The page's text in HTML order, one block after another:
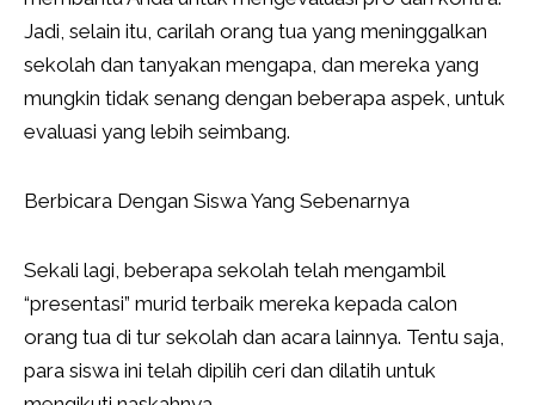
Jadi, selain itu, carilah orang tua yang meninggalkan
sekolah dan tanyakan mengapa, dan mereka yang
mungkin tidak senang dengan beberapa aspek, untuk
evaluasi yang lebih seimbang.
Berbicara Dengan Siswa Yang Sebenarnya
Sekali lagi, beberapa sekolah telah mengambil
“presentasi” murid terbaik mereka kepada calon
orang tua di tur sekolah dan acara lainnya. Tentu saja,
para siswa ini telah dipilih ceri dan dilatih untuk